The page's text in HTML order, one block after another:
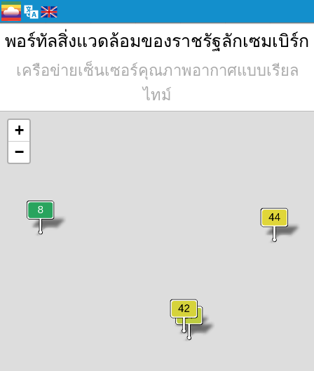
พอร์ทัลสิ่งแวดล้อมของราชรัฐลักเซมเบิร์ก
เครือข่ายเซ็นเซอร์คุณภาพอากาศแบบเรียล
ไทม์
+
−